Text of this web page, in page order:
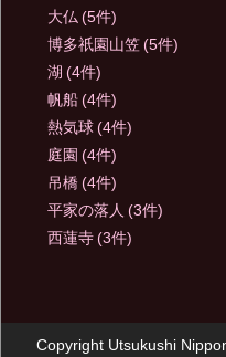
大仏 (5件)
博多祇園山笠 (5件)
湖 (4件)
帆船 (4件)
熱気球 (4件)
庭園 (4件)
吊橋 (4件)
平家の落人 (3件)
西蓮寺 (3件)
Copyright Utsukushi